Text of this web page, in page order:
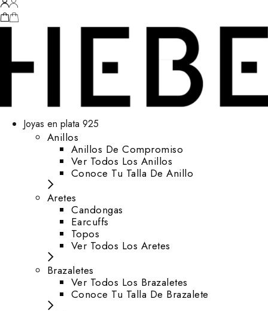
Joyas en plata 925
Anillos
Anillos De Compromiso
Ver Todos Los Anillos
Conoce Tu Talla De Anillo
Aretes
⁠Candongas
Earcuffs
Topos
Ver Todos Los Aretes
Brazaletes
Ver Todos Los Brazaletes
Conoce Tu Talla De Brazalete